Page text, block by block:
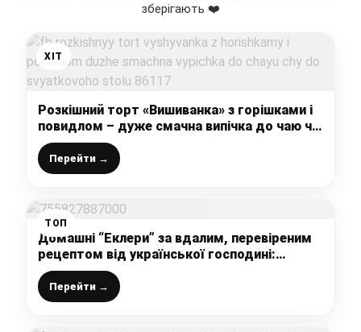
зберігають ❤️
ХІТ
Розкішний торт «Вишиванка» з горішками і
повидлом – дуже смачна випічка до чаю чи
до святкового столу
Перейти →
ТОП
Домашні “Еклери” за вдалим, перевіреним
рецептом від української господині:
неймовірно смачні і красиві
Перейти →